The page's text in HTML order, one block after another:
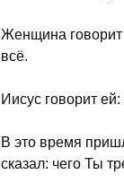
Женщина говорит
всё.
Иисус говорит
В это время
сказал: чего Ты